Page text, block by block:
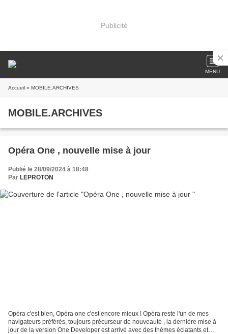
Publicité
MENU
Accueil » MOBILE.ARCHIVES
MOBILE.ARCHIVES
Opéra One , nouvelle mise à jour
Publié le 28/09/2024 à 18:48
Par LEPROTON
Opéra c'est bien, Opéra one c'est encore mieux ! Opéra reste l'un de mes
navigateurs préférés, toujours précurseur de nouveauté , la dernière mise à
jour de la version One Developer est arrivé avec des thèmes éclatants et